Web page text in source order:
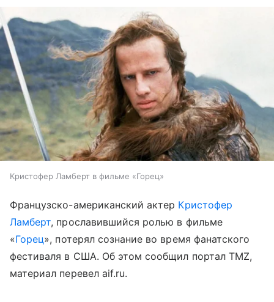
Кристофер Ламберт в фильме «Горец»
Французско-американский актер Кристофер
Ламберт, прославившийся ролью в фильме
«Горец», потерял сознание во время фанатского
фестиваля в США. Об этом сообщил портал TMZ,
материал перевел aif.ru.